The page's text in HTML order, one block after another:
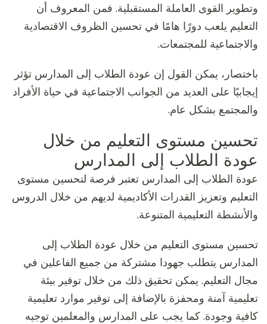
وتطوير القوى العاملة المستقبلية. فمن المعروف أن
التعليم يلعب دورًا هامًا في تحسين الظروف الاقتصادية
والاجتماعية للمجتمعات.
باختصار، يمكن القول إن عودة الطلاب إلى المدارس تؤثر
إيجابيًا على العديد من الجوانب الاجتماعية في حياة الأفراد
والمجتمع بشكل عام.
تحسين مستوى التعليم من خلال
عودة الطلاب إلى المدارس
عودة الطلاب إلى المدارس تعتبر فرصة لتحسين مستوى
التعليم وتعزيز القدرات الأكاديمية لديهم من خلال الدروس
والأنشطة التعليمية المتنوعة.
تحسين مستوى التعليم من خلال عودة الطلاب إلى
المدارس يتطلب جهودا مشتركة من جميع الفاعلين في
مجال التعليم. يمكن تحقيق ذلك من خلال توفير بيئة
تعليمية آمنة ومحفزة بالإضافة إلى توفير موارد تعليمية
كافية وجودة. كما يجب على المدارس والمعلمين توجيه